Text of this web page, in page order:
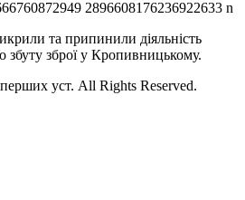
та припинили діяльність
збуту зброї у Кропивницькому.
уст. All Rights Reserved.